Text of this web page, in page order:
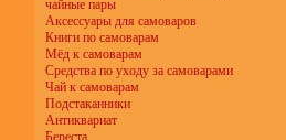
чайные пары
Аксессуары для самоваров
Книги по самоварам
Мёд к самоварам
Средства по уходу за самоварами
Чай к самоварам
Подстаканники
Антиквариат
Береста